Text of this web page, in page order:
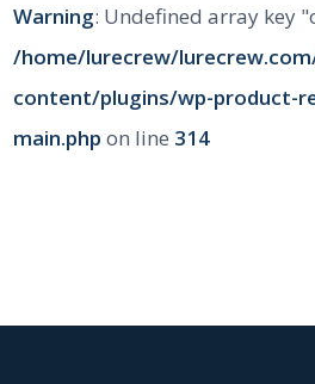
Warning: Undefined array key
/home/lurecrew/
content/plugins/wp-product-
main.php on line 314